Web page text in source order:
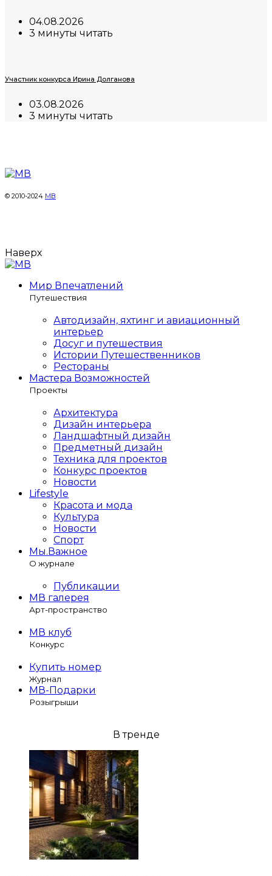
04.08.2026
3 минуты читать
Участник конкурса Ирина Долганова
03.08.2026
3 минуты читать
© 2010-2024 МВ
Наверх
Мир Впечатлений
Путешествия
Автодизайн, яхтинг и авиационный
интерьер
Досуг и путешествия
Истории Путешественников
Рестораны
Мастера Возможностей
Проекты
Архитектура
Дизайн интерьера
Ландшафтный дизайн
Предметный дизайн
Техника для проектов
Конкурс проектов
Новости
Lifestyle
Красота и мода
Культура
Новости
Спорт
Мы.Важное
О журнале
Публикации
МВ галерея
Арт-пространство
МВ клуб
Конкурс
Купить номер
Журнал
МВ-Подарки
Розыгрыши
В тренде